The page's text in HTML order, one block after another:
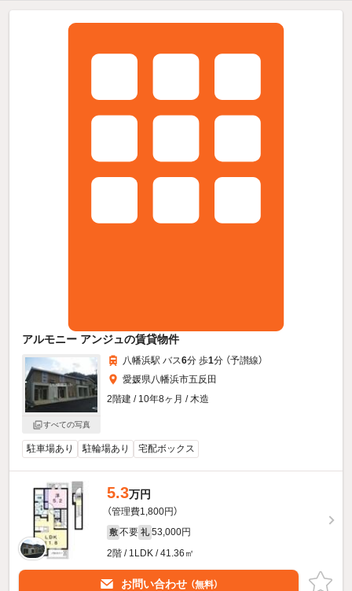
アルモニー アンジュの賃貸物件
すべての写真
八幡浜駅 バス6分 歩1分 （予讃線）
愛媛県八幡浜市五反田
2階建 / 10年8ヶ月 / 木造
駐車場あり 駐輪場あり 宅配ボックス
5.3万円
（管理費1,800円）
敷 不要 礼 53,000円
2階 / 1LDK / 41.36㎡
お問い合わせ （無料）